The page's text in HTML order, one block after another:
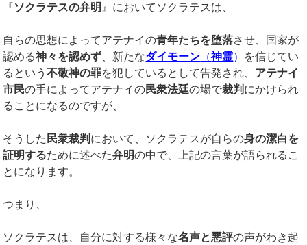
『ソクラテスの弁明 』においてソクラテスは、
自らの思想によってアテナイの青年たちを堕落させ、国家が
認める神々を認めず 、新たなダイモーン （神霊） を信じてい
るという不敬神の罪を犯しているとして告発され、 アテナイ
市民の手によってアテナイの民衆法廷の場で裁判 にかけられ
ることになるのですが、
そうした 民衆裁判 において、ソクラテスが自らの身の潔白を
証明するために述べた弁明の中で、上記の言葉が語られるこ
とになります。
つまり、
ソクラテスは、自分に対する様々な名声と悪評の声がわき起